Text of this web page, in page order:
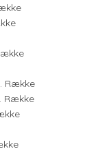
Række
Række